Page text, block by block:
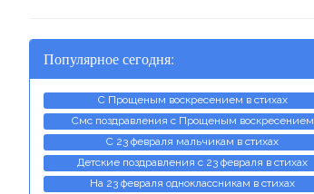
Популярное сегодня:
С Прощеным воскресением в стихах
Смс поздравления с Прощеным воскресением
С 23 февраля мальчикам в стихах
Детские поздравления с 23 февраля в стихах
На 23 февраля одноклассникам в стихах